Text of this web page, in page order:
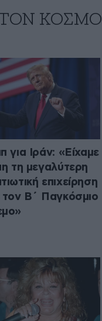
ΤΟΝ ΚΟΣΜΟ
για Ιράν: «Είχαμε
τη μεγαλύτερη
επιχείρηση
τον Β΄ Παγκόσμιο